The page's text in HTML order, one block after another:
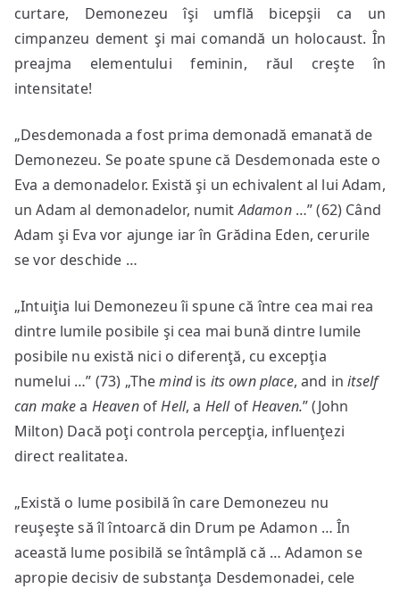
curtare, Demonezeu îşi umflă bicepşii ca un
cimpanzeu dement şi mai comandă un holocaust. În
preajma elementului feminin, răul creşte în
intensitate!
„Desdemonada a fost prima demonadă emanată de
Demonezeu. Se poate spune că Desdemonada este o
Eva a demonadelor. Există şi un echivalent al lui Adam,
un Adam al demonadelor, numitAdamon…” (62) Când
Adam şi Eva vor ajunge iar în Grădina Eden, cerurile
se vor deschide …
„Intuiţia lui Demonezeu îi spune că între cea mai rea
dintre lumile posibile şi cea mai bună dintre lumile
posibile nu există nici o diferenţă, cu excepţia
numelui …” (73) „Themindis its own place, and initself
can make a Heaven of Hell, a HellofHeaven.” (John
Milton) Dacă poţi controla percepţia, influenţezi
direct realitatea.
„Există o lume posibilă în care Demonezeu nu
reuşeşte să îl întoarcă din Drum pe Adamon … În
această lume posibilă se întâmplă că … Adamon se
apropie decisiv de substanţa Desdemonadei, cele